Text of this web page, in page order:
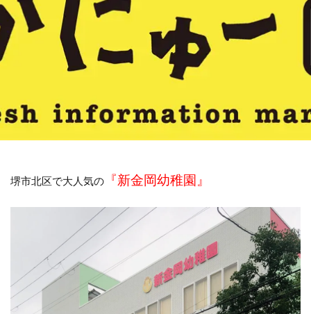
堺市北区で大人気の 『新金岡幼稚園』